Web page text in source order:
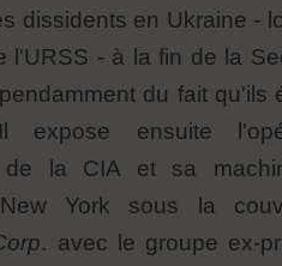
dissidents en Ukraine -
l'URSS - à la fin de la
du fait qu'ils
ensuite
de la CIA et sa
York sous la
. avec le groupe ex-